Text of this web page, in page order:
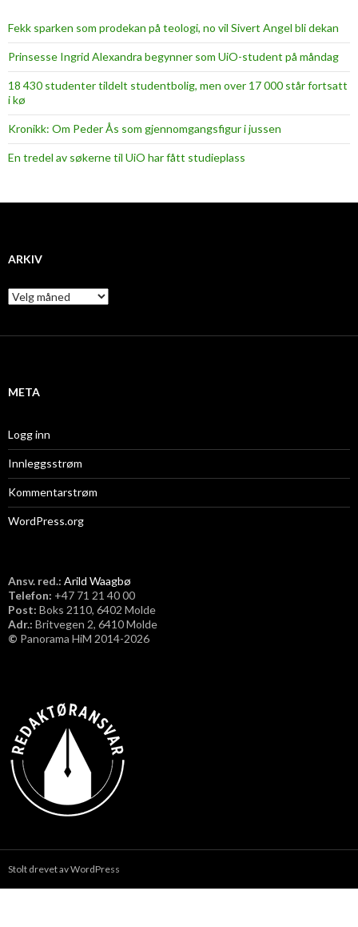
Fekk sparken som prodekan på teologi, no vil Sivert Angel bli dekan
Prinsesse Ingrid Alexandra begynner som UiO-student på måndag
18 430 studenter tildelt studentbolig, men over 17 000 står fortsatt
i kø
Kronikk: Om Peder Ås som gjennomgangsfigur i jussen
En tredel av søkerne til UiO har fått studieplass
ARKIV
A
r
i
META
Logg inn
Innleggsstrøm
Kommentarstrøm
WordPress.org
Ansv. red.: Arild Waagbø
Telefon: ​+47 71 21 40 00
Post: Boks 2110, 6402 Molde
Adr.: Britvegen 2, 6410 Molde
© Panorama HiM 2014-2026
Stolt drevet av WordPress